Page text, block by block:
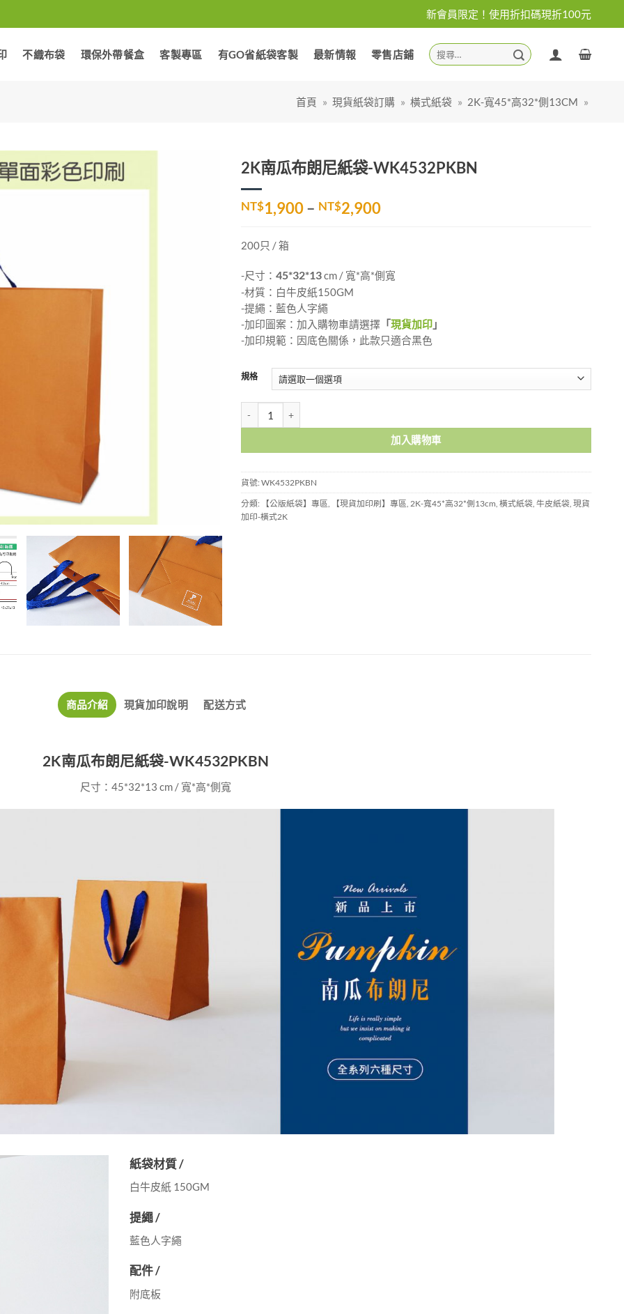
新會員限定！使用折扣碼現折100元
不織布袋 環保外帶餐盒 客製專區 有GO省紙袋客製 最新情報 零售店鋪
搜
尋
字:
首頁 » 現貨紙袋訂購 » 橫式紙袋 » 2K-寬45*高32*側13CM »
2K南瓜布朗尼紙袋-WK4532PKBN
NT$1,900– NT$2,900價
NT$1,900
到
200只 / 箱
-尺寸： 45*32*13cm / 寬*高*側寬
-材質：白牛皮紙150GM
-提繩：藍色人字繩
-加印圖案：加入購物車請選擇 「現貨加印」
-加印規範：因底色關係，此款只適合黑色
規格
加入購物車
貨號: WK4532PKBN
分類:
【公版紙袋】專區, 【現貨加印刷】專區, 2K-寬45*高32*側13cm, 橫式紙袋, 牛皮紙袋, 現貨
加印-橫式2K
商品介紹 現貨加印說明 配送方式
2K南瓜布朗尼紙袋-WK4532PKBN
尺寸：45*32*13 cm / 寬*高*側寬
紙袋材質 /
白牛皮紙 150GM
提繩 /
藍色人字繩
配件 /
附底板